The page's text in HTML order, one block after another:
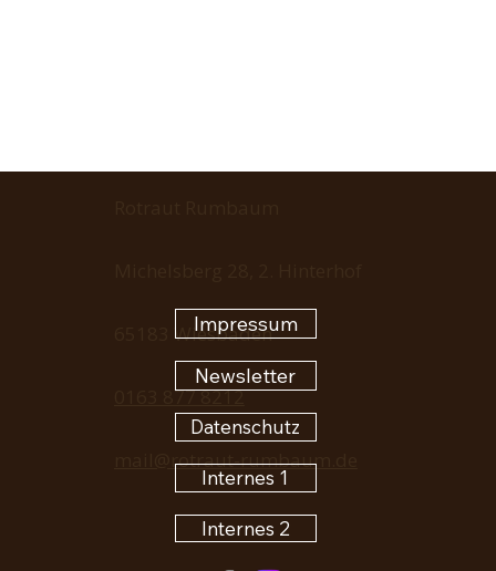
65183 Wiesbaden
0163 877 8212
mail@rotraut-rumbaum.de
Impressum
Newsletter
Datenschutz
Internes 1
Internes 2